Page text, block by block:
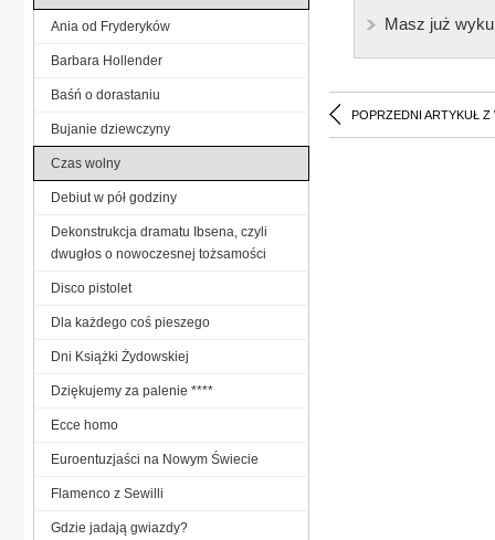
Masz już
POPRZEDNI ARTYKUŁ Z
Ania od Fryderyków
Barbara Hollender
Baśń o dorastaniu
Bujanie dziewczyny
Czas wolny
Debiut w pół godziny
Dekonstrukcja dramatu Ibsena, czyli
dwugłos o nowoczesnej tożsamości
Disco pistolet
Dla każdego coś pieszego
Dni Książki Żydowskiej
Dziękujemy za palenie ****
Ecce homo
Euroentuzjaści na Nowym Świecie
Flamenco z Sewilli
Gdzie jadają gwiazdy?